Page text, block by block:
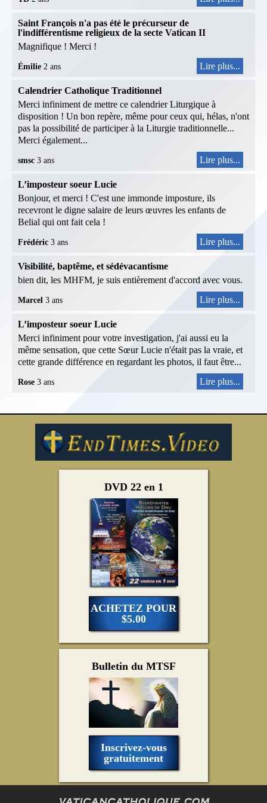
Saint François n'a pas été le précurseur de
l'indifférentisme religieux de la secte Vatican II
Magnifique ! Merci !
Émilie 2 ans Lire plus...
Calendrier Catholique Traditionnel
Merci infiniment de mettre ce calendrier Liturgique à
disposition ! Un bon repère, même pour ceux qui, hélas, n'ont
pas la possibilité de participer à la Liturgie traditionnelle...
Merci également...
smsc 3 ans Lire plus...
L’imposteur soeur Lucie
Bonjour, et merci ! C'est une immonde imposture, ils
recevront le digne salaire de leurs œuvres les enfants de
Belial qui ont fait cela !
Frédéric 3 ans Lire plus...
Visibilité, baptême, et sédévacantisme
bien dit, les MHFM, je suis entièrement d'accord avec vous.
Marcel 3 ans Lire plus...
L’imposteur soeur Lucie
Merci infiniment pour votre investigation, j'ai aussi eu la
même sensation, que cette Sœur Lucie n'était pas la vraie, et
cette grande différence en regardant les photos, il faut être...
Rose 3 ans Lire plus...
DVD 22 en 1
ACHETEZ POUR
$5.00
Bulletin du MTSF
Inscrivez-vous
gratuitement